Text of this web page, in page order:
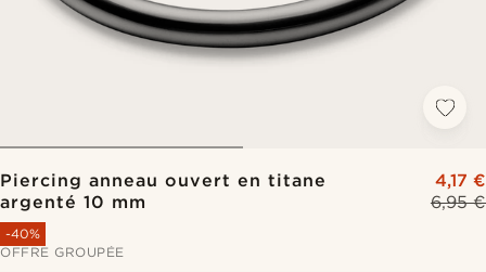
Piercing anneau ouvert en titane
argenté 10 mm
6,95 €
4,17 €
-40%
OFFRE GROUPÉE